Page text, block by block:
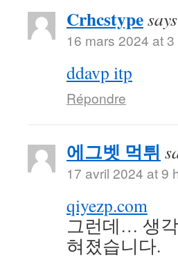
Crhcstype
16 mars 2024 at
ddavp itp
Répondre
에그벳 먹튀
17 avril 2024 at 9
qiyezp.com
그런데… 생
혀졌습니다.